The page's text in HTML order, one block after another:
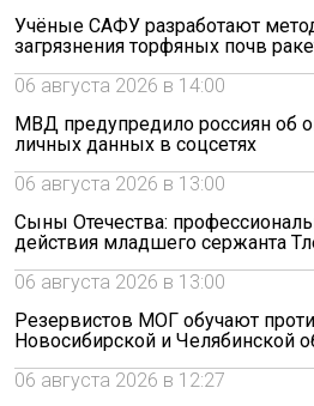
Учёные САФУ разработают
загрязнения торфяных почв
06 августа 2026 в 14:00
МВД предупредило россиян об
личных данных в соцсетях
06 августа 2026 в 13:00
Сыны Отечества:
действия младшего сержанта
06 августа 2026 в 13:00
Резервистов МОГ обучают
Новосибирской и Челябинской
06 августа 2026 в 12:27